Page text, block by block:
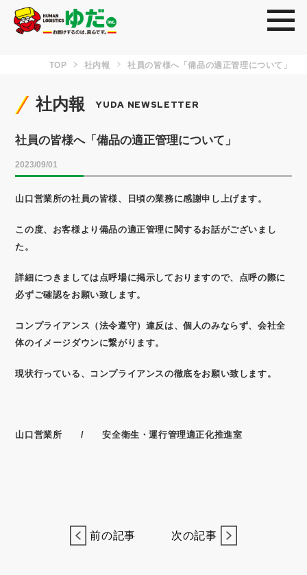
TOP 社内報 社員の皆様へ「備品の適正管理について」
社内報 YUDA NEWSLETTER
社員の皆様へ「備品の適正管理について」
2023/09/01
山口営業所の社員の皆様、日頃の業務に感謝申し上げます。
この度、お客様より備品の適正管理に関するお話がございまし
た。
詳細につきましては点呼場に掲示しておりますので、点呼の際に
必ずご確認をお願い致します。
コンプライアンス（法令遵守）違反は、個人のみならず、会社全
体のイメージダウンに繋がります。
現状行っている、コンプライアンスの徹底をお願い致します。
山口営業所 / 安全衛生・運行管理適正化推進室
前の記事 次の記事